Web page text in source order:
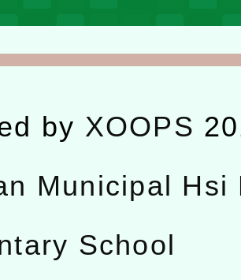
by XOOPS
Municipal Hsi
School